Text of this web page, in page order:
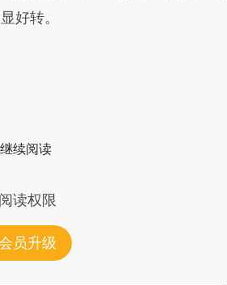
好转。
续阅读
读权限
员升级